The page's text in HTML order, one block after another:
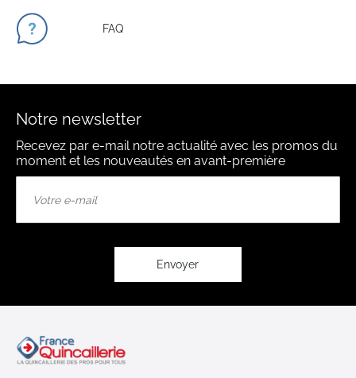
FAQ
Notre newsletter
Recevez par e-mail notre actualité avec les promos du
moment et les nouveautés en avant-première
Envoyer